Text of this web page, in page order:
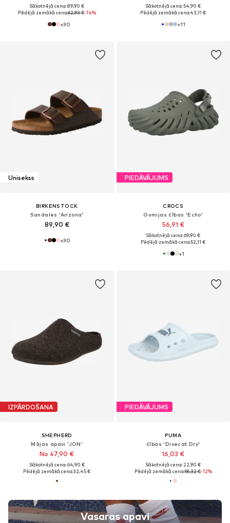
Sākotnējā cena: 89,90 €
Pēdējā zemākā cena:62,93 €-14%
+30
Sākotnējā cena: 54,90 €
Pēdējā zemākā cena:43,11 €
+11
Unisekss
BIRKENSTOCK
Sandales 'Arizona'
89,90 €
+30
PIEDĀVĀJUMS
CROCS
Gumijas čības 'Echo'
56,91 €
Sākotnējā cena: 69,90 €
Pēdējā zemākā cena:52,11 €
+1
IZPĀRDOŠANA
SHEPHERD
Mājas apavi 'JON'
No 47,90 €
Sākotnējā cena: 64,90 €
Pēdējā zemākā cena:32,45 €
Vasaras apavi
PIEDĀVĀJUMS
PUMA
čības 'Divecat Dry'
16,03 €
Sākotnējā cena: 22,90 €
Pēdējā zemākā cena:18,32 €-12%